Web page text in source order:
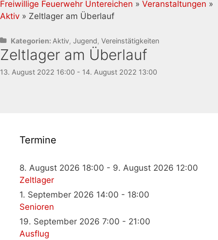
Freiwillige Feuerwehr Untereichen » Veranstaltungen »
Aktiv » Zeltlager am Überlauf
Kategorien: Aktiv, Jugend, Vereinstätigkeiten
Zeltlager am Überlauf
13. August 2022 16:00 - 14. August 2022 13:00
Termine
8. August 2026 18:00 - 9. August 2026 12:00
Zeltlager
1. September 2026 14:00 - 18:00
Senioren
19. September 2026 7:00 - 21:00
Ausflug